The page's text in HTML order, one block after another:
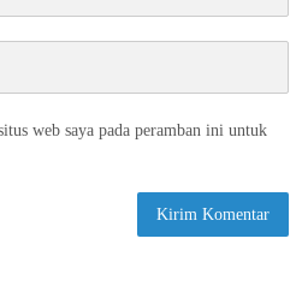
web saya pada peramban ini untuk